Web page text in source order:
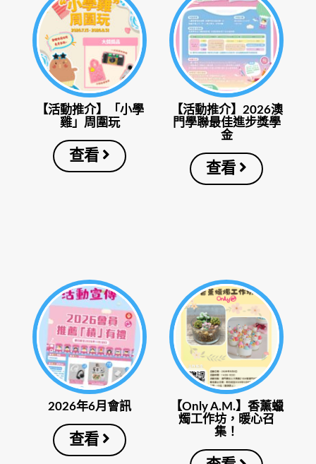
【活動推介】「小學
雞」周圍玩
查看
【活動推介】2026澳
門學聯最佳進步獎學
金
查看
2026年6月會訊
查看
【Only A.M.】香薰蠟
燭工作坊，暖心召
集！